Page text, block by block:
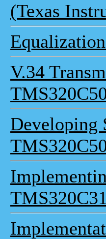
(Texas
V.34
Developing